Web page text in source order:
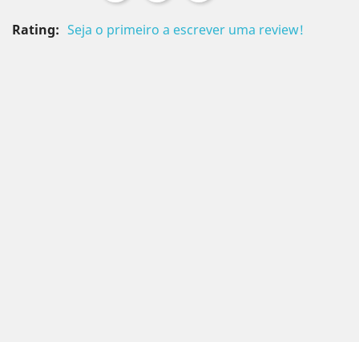
Rating: Seja o primeiro a escrever uma review!